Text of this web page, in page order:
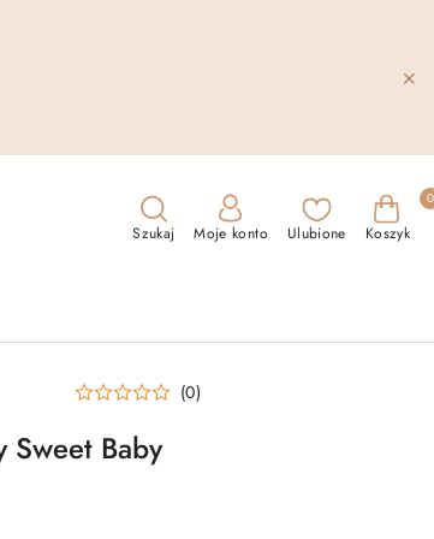
Szukaj Moje konto Ulubione Koszyk
0
(0)
Baby